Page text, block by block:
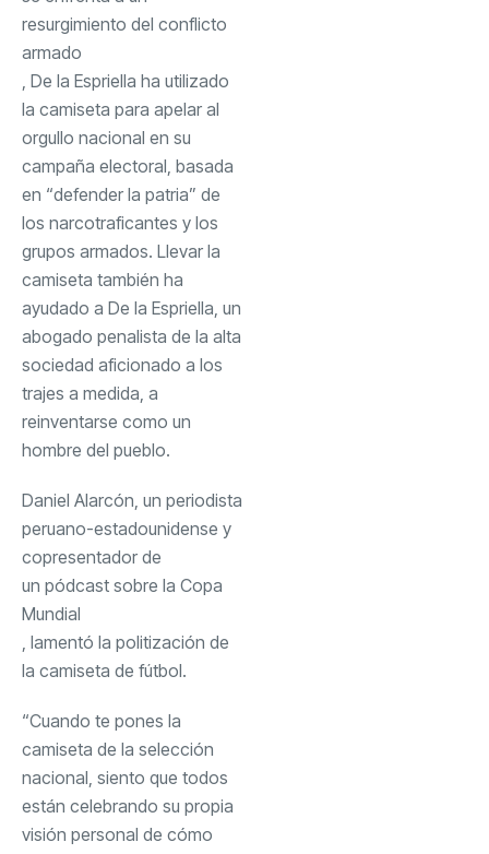
resurgimiento del conflicto
armado
, De la Espriella ha utilizado
la camiseta para apelar al
orgullo nacional en su
campaña electoral, basada
en “defender la patria” de
los narcotraficantes y los
grupos armados. Llevar la
camiseta también ha
ayudado a De la Espriella, un
abogado penalista de la alta
sociedad aficionado a los
trajes a medida, a
reinventarse como un
hombre del pueblo.
Daniel Alarcón, un periodista
peruano-estadounidense y
copresentador de
un pódcast sobre la Copa
Mundial
, lamentó la politización de
la camiseta de fútbol.
“Cuando te pones la
camiseta de la selección
nacional, siento que todos
están celebrando su propia
visión personal de cómo